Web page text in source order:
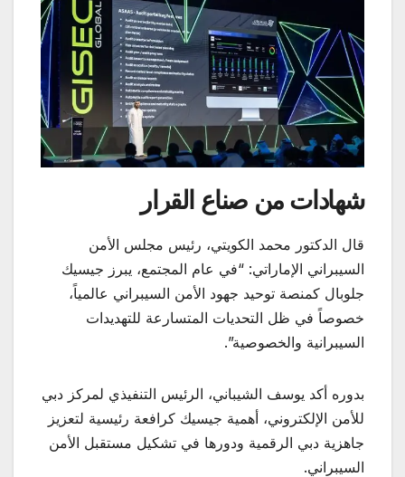
شهادات من صناع القرار
قال الدكتور محمد الكويتي، رئيس مجلس الأمن
السيبراني الإماراتي: “في عام المجتمع، يبرز جيسيك
جلوبال كمنصة توحيد جهود الأمن السيبراني عالمياً،
خصوصاً في ظل التحديات المتسارعة للتهديدات
السيبرانية والخصوصية”.
بدوره أكد يوسف الشيباني، الرئيس التنفيذي لمركز دبي
للأمن الإلكتروني، أهمية جيسيك كرافعة رئيسية لتعزيز
جاهزية دبي الرقمية ودورها في تشكيل مستقبل الأمن
السيبراني.